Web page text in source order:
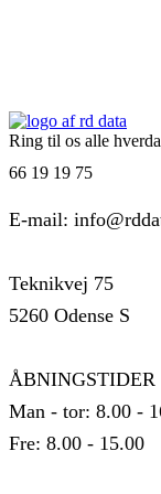
Ring til os alle
66 19 19 75
E-mail:
Teknikvej 75
5260 Odense S
ÅBNINGSTIDER
Man - tor: 8.00 -
Fre: 8.00 - 15.00